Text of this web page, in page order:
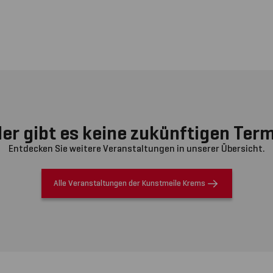
gibt es keine zukünftigen
Entdecken Sie weitere Veranstaltungen in unserer Übersicht.
Alle Veranstaltungen der Kunstmeile Krems